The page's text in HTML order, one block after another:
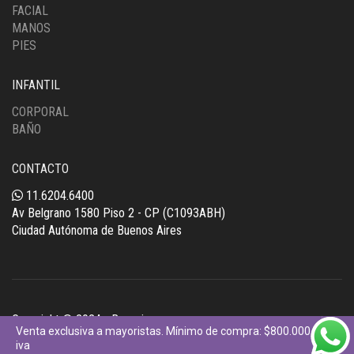
FACIAL
MANOS
PIES
INFANTIL
CORPORAL
BAÑO
CONTACTO
11.6204.6400
Av Belgrano 1580 Piso 2 - CP (C1093ABH)
Ciudad Autónoma de Buenos Aires
Copyright © 2024 - Bunguis
Venta exclusiva a mayoristas. Mínimo de compra: $800.000 +
iva